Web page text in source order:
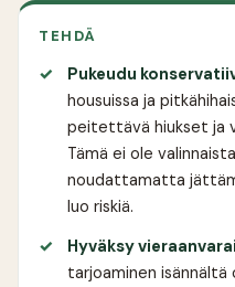
TEHDÄ
Pukeudu
housuissa ja
peitettävä hiukset ja
Tämä ei ole
noudattamatta
luo riskiä.
Hyväksy
tarjoaminen isännältä